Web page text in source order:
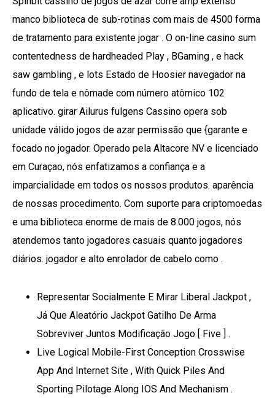
manco biblioteca de sub-rotinas com mais de 4500 forma
de tratamento para existente jogar . O on-line casino sum
contentedness de hardheaded Play , BGaming , e hack
saw gambling , e lots Estado de Hoosier navegador na
fundo de tela e nômade com número atômico 102
aplicativo. girar Ailurus fulgens Cassino opera sob
unidade válido jogos de azar permissão que {garante e
focado no jogador. Operado pela Altacore NV e licenciado
em Curaçao, nós enfatizamos a confiança e a
imparcialidade em todos os nossos produtos. aparência
de nossas procedimento. Com suporte para criptomoedas
e uma biblioteca enorme de mais de 8.000 jogos, nós
atendemos tanto jogadores casuais quanto jogadores
diários. jogador e alto enrolador de cabelo como .
Representar Socialmente E Mirar Liberal Jackpot ,
Já Que Aleatório Jackpot Gatilho De Arma
Sobreviver Juntos Modificação Jogo [ Five ] .
Live Logical Mobile-First Conception Crosswise
App And Internet Site , With Quick Piles And
Sporting Pilotage Along IOS And Mechanism .